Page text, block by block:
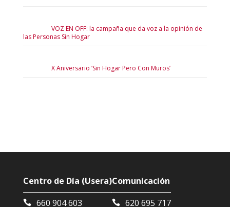
VOZ EN OFF: la campaña que da voz a la opinión de
las Personas Sin Hogar
X Aniversario ‘Sin Hogar Pero Con Muros’
Centro de Día (Usera)
660 904 603
Comunicación
620 695 717